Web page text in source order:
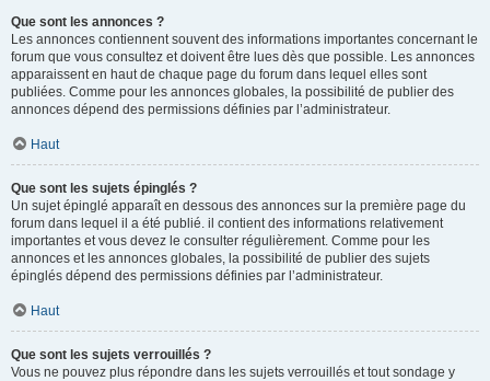
Que sont les annonces ?
Les annonces contiennent souvent des informations importantes concernant le
forum que vous consultez et doivent être lues dès que possible. Les annonces
apparaissent en haut de chaque page du forum dans lequel elles sont
publiées. Comme pour les annonces globales, la possibilité de publier des
annonces dépend des permissions définies par l’administrateur.
Haut
Que sont les sujets épinglés ?
Un sujet épinglé apparaît en dessous des annonces sur la première page du
forum dans lequel il a été publié. il contient des informations relativement
importantes et vous devez le consulter régulièrement. Comme pour les
annonces et les annonces globales, la possibilité de publier des sujets
épinglés dépend des permissions définies par l’administrateur.
Haut
Que sont les sujets verrouillés ?
Vous ne pouvez plus répondre dans les sujets verrouillés et tout sondage y